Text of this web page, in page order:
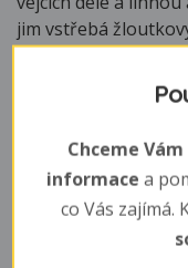
jim vstřebá
začínají lézt i
krunýř, žluto
Potrava
mláďata jsou
přibývá v ptravě i
ze 60% živočišnou
Chceme
informace a
co Vás zajímá.